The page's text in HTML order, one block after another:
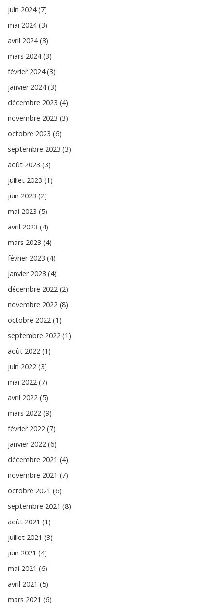
juin 2024 (7)
mai 2024 (3)
avril 2024 (3)
mars 2024 (3)
février 2024 (3)
janvier 2024 (3)
décembre 2023 (4)
novembre 2023 (3)
octobre 2023 (6)
septembre 2023 (3)
août 2023 (3)
juillet 2023 (1)
juin 2023 (2)
mai 2023 (5)
avril 2023 (4)
mars 2023 (4)
février 2023 (4)
janvier 2023 (4)
décembre 2022 (2)
novembre 2022 (8)
octobre 2022 (1)
septembre 2022 (1)
août 2022 (1)
juin 2022 (3)
mai 2022 (7)
avril 2022 (5)
mars 2022 (9)
février 2022 (7)
janvier 2022 (6)
décembre 2021 (4)
novembre 2021 (7)
octobre 2021 (6)
septembre 2021 (8)
août 2021 (1)
juillet 2021 (3)
juin 2021 (4)
mai 2021 (6)
avril 2021 (5)
mars 2021 (6)